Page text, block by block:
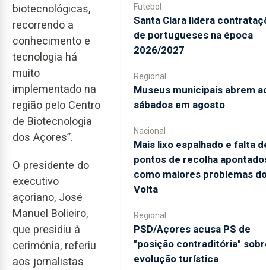
biotecnológicas,
recorrendo a
conhecimento e
tecnologia há
muito
implementado na
região pelo Centro
de Biotecnologia
dos Açores”.
O presidente do
executivo
açoriano, José
Manuel Bolieiro,
que presidiu à
cerimónia, referiu
aos jornalistas
Futebol
Santa Clara lidera
de portugueses na época
2026/2027
Regional
Museus municipais abrem
sábados em agosto
Nacional
Mais lixo espalhado e falta
pontos de recolha
como maiores problemas
Volta
Regional
PSD/Açores acusa PS de
"posição contraditória"
evolução turística